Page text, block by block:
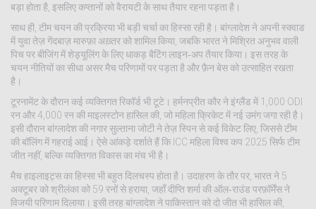
बड़ा होता है, इसलिए कप्तानों को वैरायटी के साथ तैयार रहना पड़ता है।
साथ ही, टीम चयन की प्रक्रिया भी बड़ी चर्चा का हिस्सा रही है। बांग्लादेश ने अपनी स्क्वाड
में युवा तेज़ गेंदबाज़ मारुफ़ा अख़्तर को शामिल किया, जबकि भारत ने मिश्रित अनुभव वाली
पिच पर बीजिंग में शेड्यूलिंग के लिए धाकड़ बैटिंग लाइन‑अप तैयार किया। इस तरह के
चयन नीतियों का सीधा असर मैच परिणामों पर पड़ता है और फ़ैन बेस को उत्साहित रखता
है।
टूरनामेंट के दौरान कई व्यक्तिगत रिकॉर्ड भी टूटे। हर्मनप्रीत कौर ने इंग्लैंड में 1,000 ODI
रन और 4,000 रन की माइलस्टोन हासिल की, जो महिला क्रिकेट में नई उमंग जगा रही है।
इसी दौरान बांग्लादेश की नगार सुल्ताना जोटी ने तेज़ स्पिन से कई विकेट लिए, जिससे टीम
की बॉलिंग में गहराई आई। ऐसे आंकड़े दर्शाते हैं कि ICC महिला विश्व कप 2025 सिर्फ टीम
जीत नहीं, बल्कि व्यक्तिगत विकास का मंच भी है।
मैच हाइलाइट्स का हिस्सा भी बहुत दिलचस्प होता है। उदाहरण के तौर पर, भारत ने 5
अक्टूबर को श्रीलंका को 59 रनों से हराया, जहाँ दीप्ति शर्मा की ऑल‑राउंड परफ़ॉर्मेंस ने
विजयी परिणाम दिलाया। इसी तरह बांग्लादेश ने पाकिस्तान को दो जीत भी हासिल की,